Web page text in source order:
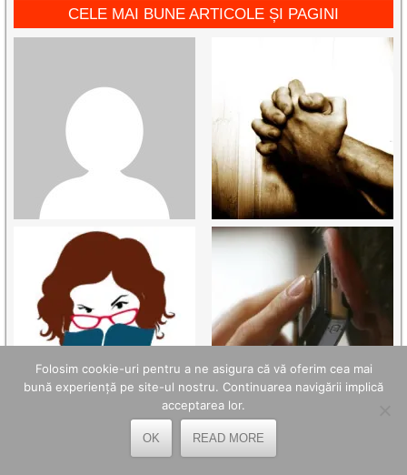
CELE MAI BUNE ARTICOLE ȘI PAGINI
Folosim cookie-uri pentru a ne asigura că vă oferim cea mai
bună experiență pe site-ul nostru. Continuarea navigării implică
acceptarea lor.
OK READ MORE